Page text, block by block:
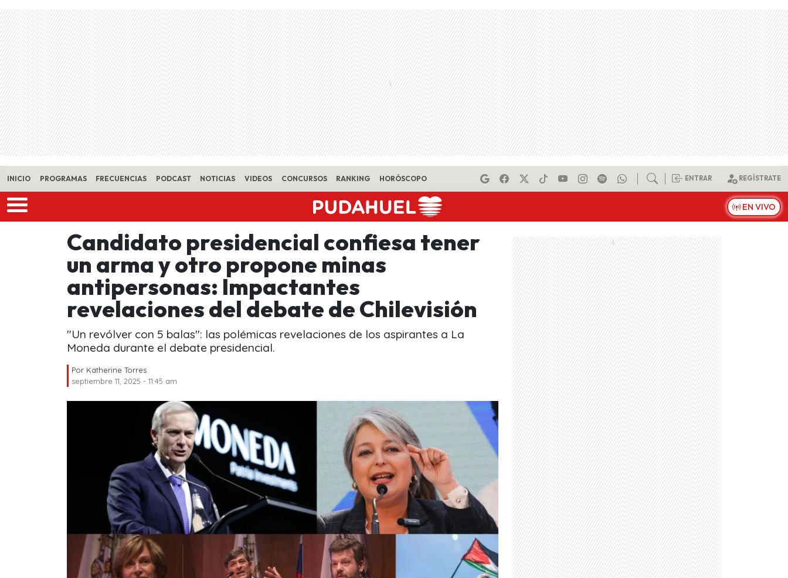
Skip to main content
INICIO PROGRAMAS FRECUENCIAS PODCAST NOTICIAS VIDEOS CONCURSOS RANKING HORÓSCOPO ENTRAR REGÍSTRATE
EN VIVO
Candidato presidencial confiesa tener
un arma y otro propone minas
antipersonas: Impactantes
revelaciones del debate de Chilevisión
"Un revólver con 5 balas": las polémicas revelaciones de los aspirantes a La
Moneda durante el debate presidencial.
Por Katherine Torres
septiembre 11, 2025 - 11:45 am